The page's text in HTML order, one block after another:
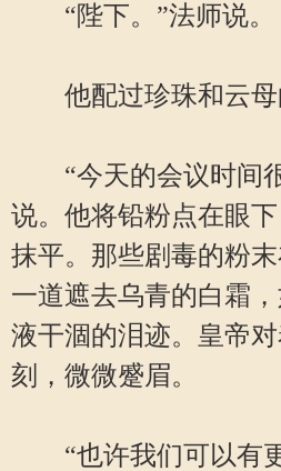
“陛下。”法师说。
他配过珍珠和云母
“今天的会议时间
说。他将铅粉点在眼
抹平。那些剧毒的粉末
一道遮去乌青的白霜
液干涸的泪迹。皇帝
刻，微微蹙眉。
“也许我们可以有